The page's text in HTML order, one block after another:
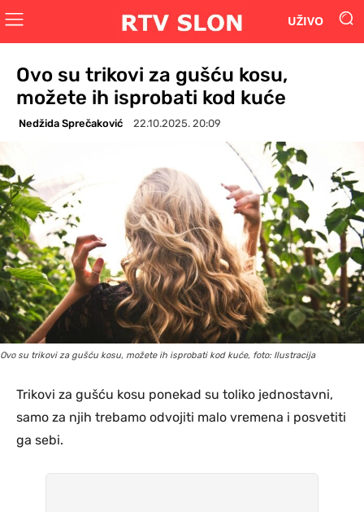
UŽIVO
Ovo su trikovi za gušću kosu,
možete ih isprobati kod kuće
Nedžida Sprečaković 22.10.2025. 20:09
Ovo su trikovi za gušću kosu, možete ih isprobati kod kuće, foto: Ilustracija
Trikovi za gušću kosu ponekad su toliko jednostavni,
samo za njih trebamo odvojiti malo vremena i posvetiti
ga sebi.